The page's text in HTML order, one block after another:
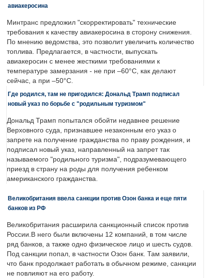
авиакеросина
Минтранс предложил "скорректировать" технические
требования к качеству авиакеросина в сторону снижения.
По мнению ведомства, это позволит увеличить количество
топлива. Предлагается, в частности, выпускать
авиакеросин с менее жесткими требованиями к
температуре замерзания - не при –60°C, как делают
сейчас, а при –50°C.
Где родился, там не пригодился: Дональд Трамп подписал
новый указ по борьбе с "родильным туризмом"
Дональд Трамп попытался обойти недавнее решение
Верховного суда, признавшее незаконным его указ о
запрете на получение гражданства по праву рождения, и
подписал новый указ, направленный на запрет так
называемого "родильного туризма", подразумевающего
приезд в страну на роды для получения ребенком
американского гражданства.
Великобритания ввела санкции против Озон банка и еще пяти
банков из РФ
Великобритания расширила санкционный список против
России.В него были включены 12 компаний, в том числе
ряд банков, а также одно физическое лицо и шесть судов.
Под санкции попал, в частности Озон банк. Там заявили,
что банк продолжает работать в обычном режиме, санкции
не повлияют на его работу.